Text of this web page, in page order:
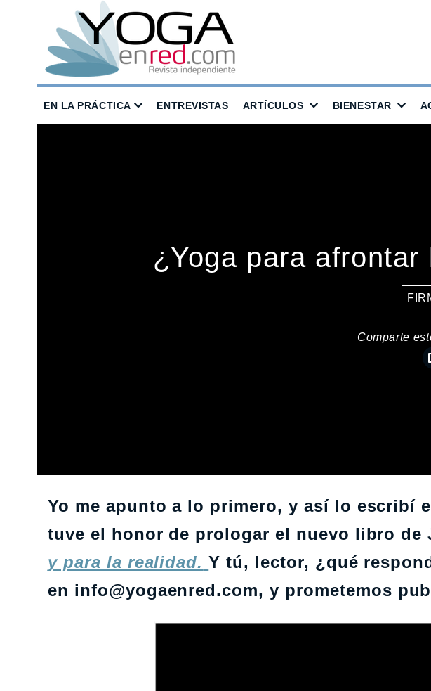
EN LA PRÁCTICA ENTREVISTAS ARTÍCULOS BIENESTAR
¿Yoga para
Comparte
Yo me apunto a lo primero, y así lo escribí
tuve el honor de prologar el nuevo libro de
y para la realidad. Y tú, lector, ¿qué
en info@yogaenred.com, y prometemos